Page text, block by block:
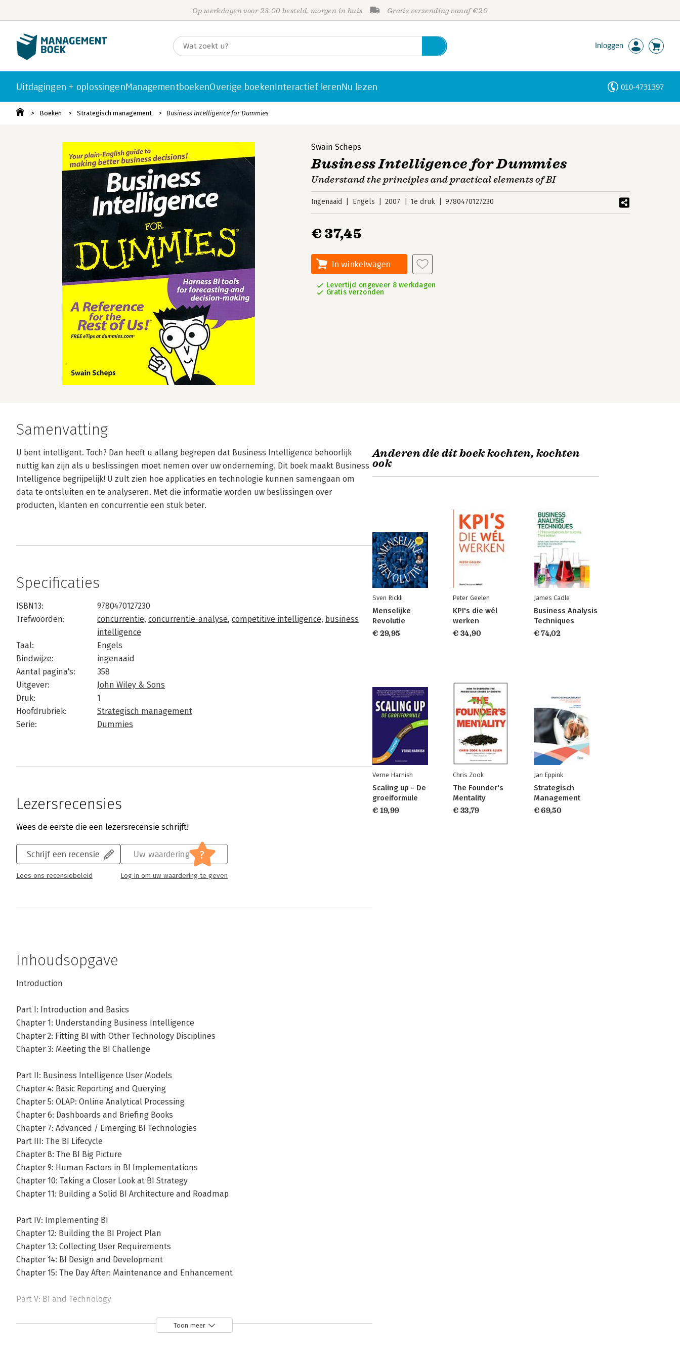
Op werkdagen voor 23:00 besteld, morgen in huis Gratis verzending vanaf €20
Inloggen
Uitdagingen + oplossingenManagementboekenOverige boekenInteractief lerenNu lezen 010-4731397
Boeken Strategisch management Business Intelligence for Dummies
Swain Scheps
Business Intelligence for Dummies
Understand the principles and practical elements of BI
Ingenaaid Engels 2007 1e druk 9780470127230
€ 37,45
In winkelwagen
Levertijd ongeveer 8 werkdagen
Gratis verzonden
Samenvatting
U bent intelligent. Toch? Dan heeft u allang begrepen dat Business Intelligence behoorlijk
nuttig kan zijn als u beslissingen moet nemen over uw onderneming. Dit boek maakt Business
Intelligence begrijpelijk! U zult zien hoe applicaties en technologie kunnen samengaan om
data te ontsluiten en te analyseren. Met die informatie worden uw beslissingen over
producten, klanten en concurrentie een stuk beter.
Specificaties
ISBN13:
9780470127230
Trefwoorden:
concurrentie, concurrentie-analyse, competitive intelligence, business
intelligence
Taal:
Engels
Bindwijze:
ingenaaid
Aantal pagina's:
358
Uitgever:
John Wiley & Sons
Druk:
1
Hoofdrubriek:
Strategisch management
Serie:
Dummies
Lezersrecensies
Wees de eerste die een lezersrecensie schrijft!
Schrijf een recensie
Lees ons recensiebeleid
Uw waardering ?
Log in om uw waardering te geven
Inhoudsopgave
Introduction
Part I: Introduction and Basics
Chapter 1: Understanding Business Intelligence
Chapter 2: Fitting BI with Other Technology Disciplines
Chapter 3: Meeting the BI Challenge
Part II: Business Intelligence User Models
Chapter 4: Basic Reporting and Querying
Chapter 5: OLAP: Online Analytical Processing
Chapter 6: Dashboards and Briefing Books
Chapter 7: Advanced / Emerging BI Technologies
Part III: The BI Lifecycle
Chapter 8: The BI Big Picture
Chapter 9: Human Factors in BI Implementations
Chapter 10: Taking a Closer Look at BI Strategy
Chapter 11: Building a Solid BI Architecture and Roadmap
Part IV: Implementing BI
Chapter 12: Building the BI Project Plan
Chapter 13: Collecting User Requirements
Chapter 14: BI Design and Development
Chapter 15: The Day After: Maintenance and Enhancement
Part V: BI and Technology
Chapter 17: BI Products and Vendors
Toon meer
Anderen die dit boek kochten, kochten
ook
Sven Rickli
Menselijke
Revolutie
€ 29,95
Peter Geelen
KPI's die wél
werken
€ 34,90
James Cadle
Business Analysis
Techniques
€ 74,02
Verne Harnish
Scaling up - De
groeiformule
€ 19,99
Chris Zook
The Founder's
Mentality
€ 33,79
Jan Eppink
Strategisch
Management
€ 69,50
Personen